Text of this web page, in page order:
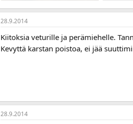
94,7 KB · Katselut: 27
79,2 KB
28.9.2014
Kiitoksia veturille ja perämiehelle.
Kevyttä karstan poistoa, ei jää
28.9.2014